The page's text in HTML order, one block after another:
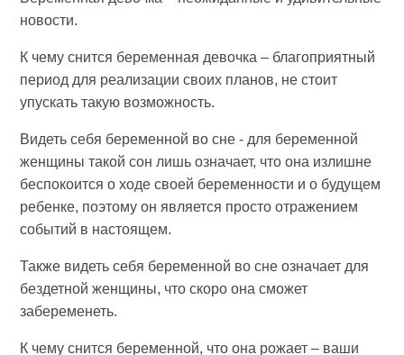
новости.
К чему снится беременная девочка – благоприятный
период для реализации своих планов, не стоит
упускать такую возможность.
Видеть себя беременной во сне - для беременной
женщины такой сон лишь означает, что она излишне
беспокоится о ходе своей беременности и о будущем
ребенке, поэтому он является просто отражением
событий в настоящем.
Также видеть себя беременной во сне означает для
бездетной женщины, что скоро она сможет
забеременеть.
К чему снится беременной, что она рожает – ваши